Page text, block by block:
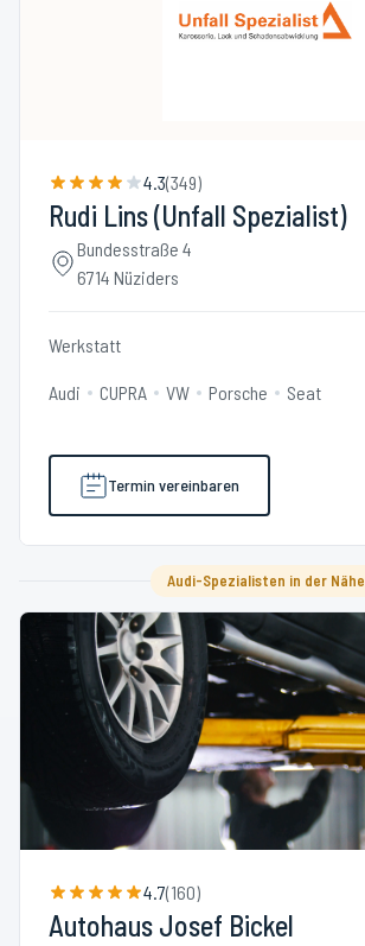
4.3(349)
Rudi Lins (Unfall Spezialist)
Bundesstraße 4
6714 Nüziders
Werkstatt
Audi CUPRA VW Porsche Seat
Termin vereinbaren
Audi-Spezialisten in der Nähe
4.7(160)
Autohaus Josef Bickel